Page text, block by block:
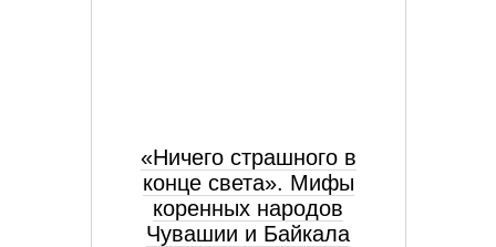
«Ничего страшного в
конце света». Мифы
коренных народов
Чувашии и Байкала